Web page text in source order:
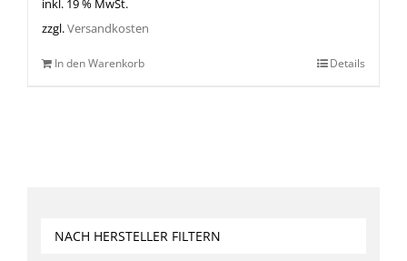
inkl. 19 % MwSt.
zzgl.Versandkosten
In den Warenkorb Details
NACH HERSTELLER FILTERN